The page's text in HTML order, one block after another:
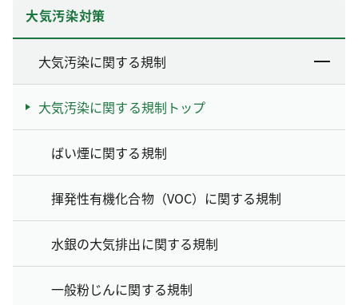
大気汚染対策
大気汚染に関する規制
大気汚染に関する規制トップ
ばい煙に関する規制
揮発性有機化合物（VOC）に関する規制
水銀の大気排出に関する規制
一般粉じんに関する規制